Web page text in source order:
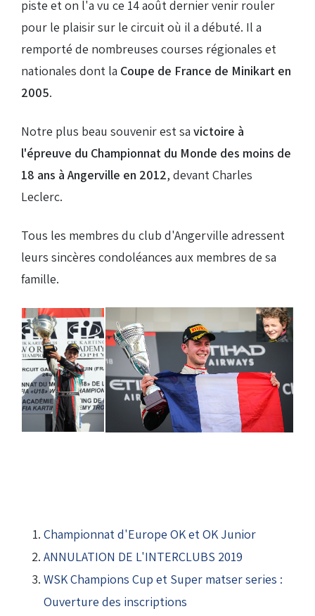
(Réservé aux licenciés d'Angerville)
piste et on l'a vu ce 14 août dernier venir rouler
pour le plaisir sur le circuit où il a débuté. Il a
remporté de nombreuses courses régionales et
nationales dont la Coupe de France de Minikart en
2005.
Notre plus beau souvenir est sa victoire à
l'épreuve du Championnat du Monde des moins de
18 ans à Angerville en 2012, devant Charles
Leclerc.
Tous les membres du club d'Angerville adressent
leurs sincères condoléances aux membres de sa
famille.
Championnat d'Europe OK et OK Junior
ANNULATION DE L'INTERCLUBS 2019
WSK Champions Cup et Super matser series :
Ouverture des inscriptions